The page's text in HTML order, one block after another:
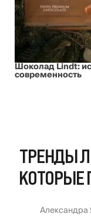
Шоколад Lindt:
современность
ТРЕНДЫ
КОТОРЫЕ
Александра